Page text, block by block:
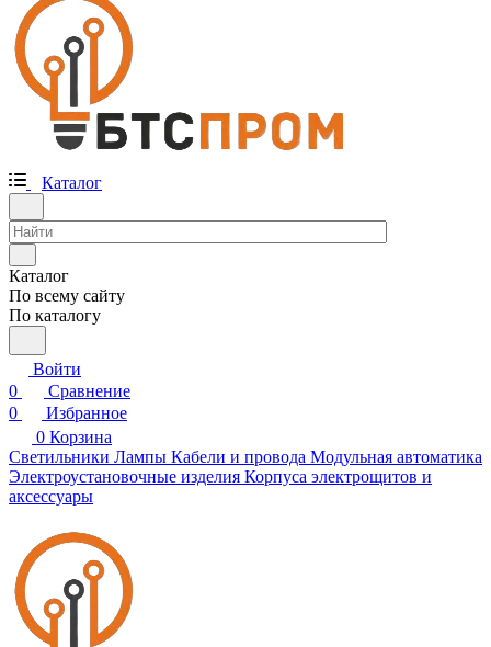
Каталог
Каталог
По всему сайту
По каталогу
Войти
0
Сравнение
0
Избранное
0 Корзина
Светильники Лампы Кабели и провода Модульная автоматика
Электроустановочные изделия Корпуса электрощитов и
аксессуары